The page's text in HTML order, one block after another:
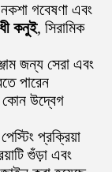
গবেষণা এবং
কনুই, সিরামিক
জন্য সেরা এবং
পারেন
কোন উদ্বেগ
প্রক্রিয়া
গুঁড়া এবং